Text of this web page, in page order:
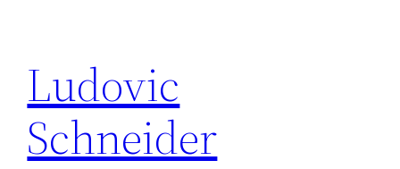
contenu
Ludovic
Schneider